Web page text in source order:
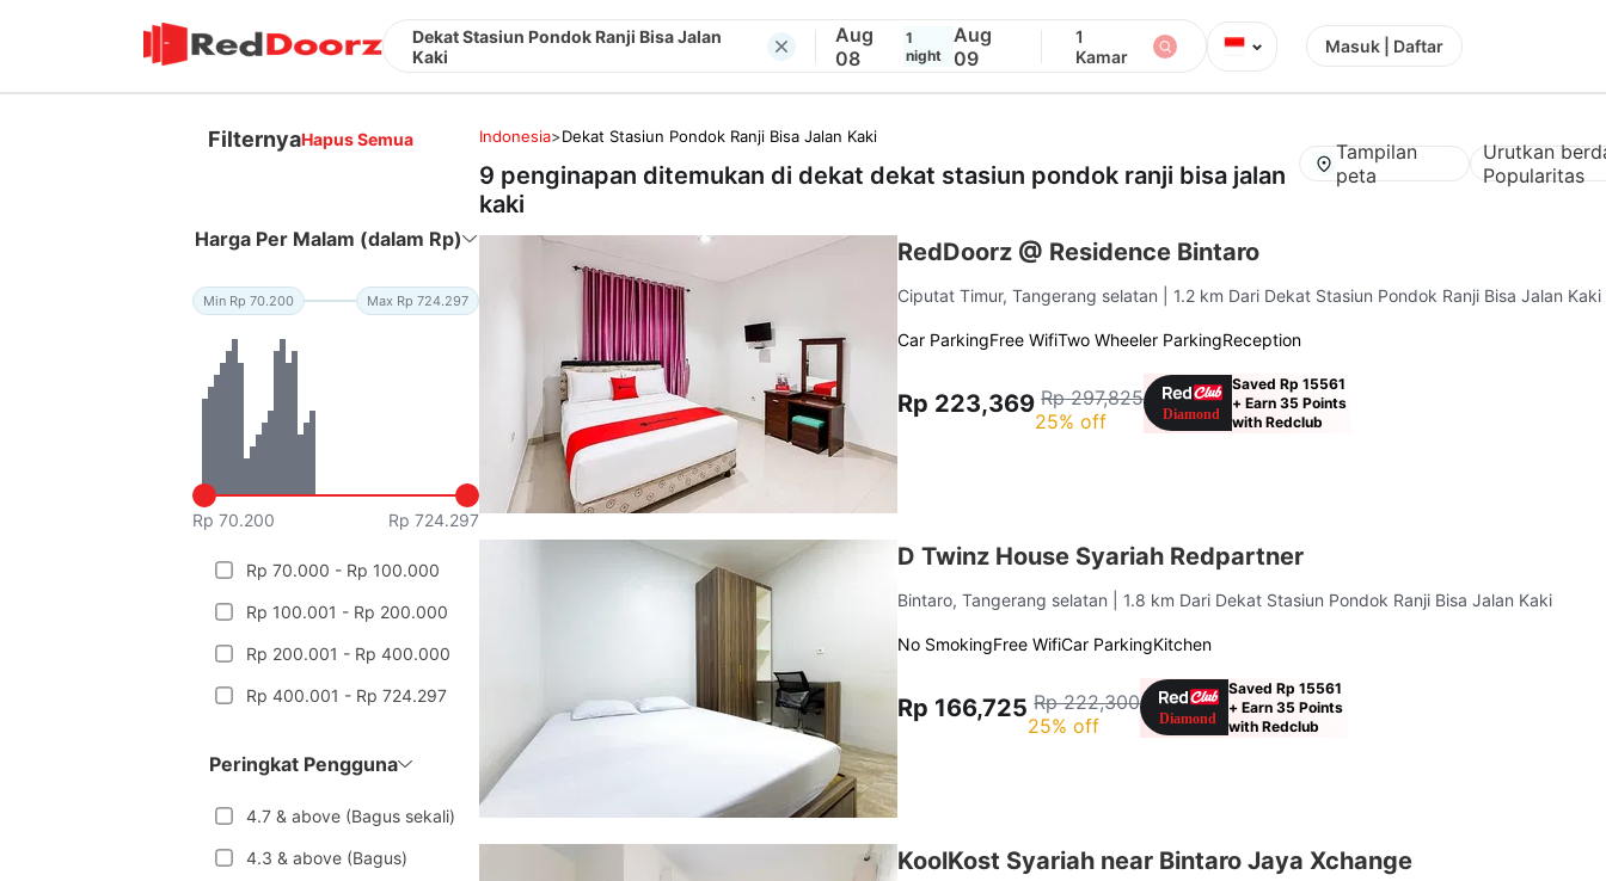
Dekat Stasiun Pondok Ranji Bisa Jalan
Kaki
Aug
08
1
night
Aug
09
1
Kamar
⌄ Masuk | Daftar
FilternyaHapus Semua
Harga Per Malam (dalam Rp)
Min Rp 70.200 Max Rp 724.297
Rp 70.200 Rp 724.297
Rp 70.000 - Rp 100.000
Rp 100.001 - Rp 200.000
Rp 200.001 - Rp 400.000
Rp 400.001 - Rp 724.297
Peringkat Pengguna
4.7 & above (Bagus sekali)
4.3 & above (Bagus)
Indonesia>Dekat Stasiun Pondok Ranji Bisa Jalan Kaki
9 penginapan ditemukan di dekatdekat stasiun pondok ranji bisa jalan
kaki
Tampilan
peta
Urutkan
Popularitas
RedDoorz @ Residence Bintaro
Ciputat Timur, Tangerang selatan | 1.2 km Dari Dekat Stasiun Pondok Ranji Bisa Jalan Kaki
Car ParkingFree WifiTwo Wheeler ParkingReception
Rp 223,369 Rp 297,825
25% off
Saved Rp 15561
+ Earn 35 Points
with Redclub
D Twinz House Syariah Redpartner
Bintaro, Tangerang selatan | 1.8 km Dari Dekat Stasiun Pondok Ranji Bisa Jalan Kaki
No SmokingFree WifiCar ParkingKitchen
Rp 166,725 Rp 222,300
25% off
Saved Rp 15561
+ Earn 35 Points
with Redclub
KoolKost Syariah near Bintaro Jaya Xchange